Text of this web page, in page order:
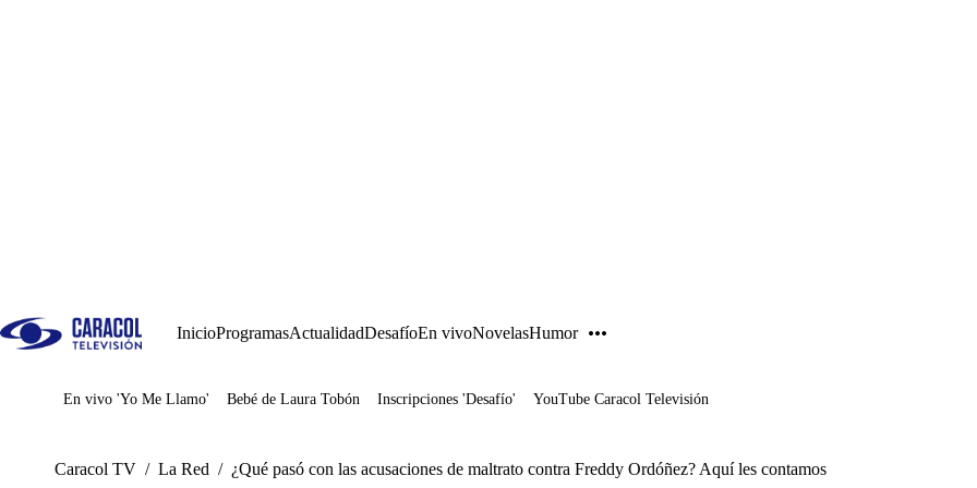
InicioProgramasActualidadDesafíoEn vivoNovelasHumor
Juegos
En vivo 'Yo Me Llamo' Bebé de Laura Tobón Inscripciones 'Desafío' YouTube Caracol Televisión
Caracol TV / La Red / ¿Qué pasó con las acusaciones de maltrato contra Freddy Ordóñez? Aquí les contamos